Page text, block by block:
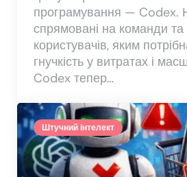
програмування — Codex.
спрямовані на команди та
користувачів, яким
гнучкість у витратах і
Codex тепер…
Штучний інтелект